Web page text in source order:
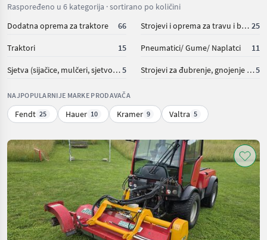
Raspoređeno u 6 kategorija · sortirano po količini
Dodatna oprema za traktore
66 Strojevi i oprema za travu i baliranje 25
Traktori 15 Pneumatici/ Gume/ Naplatci 11
Sjetva (sijačice, mulčeri, sjetvospremači i dr)5 Strojevi za đubrenje, gnojenje i navodnjavanje5
NAJPOPULARNIJE MARKE PRODAVAČA
Fendt 25 Hauer 10 Kramer 9 Valtra 5